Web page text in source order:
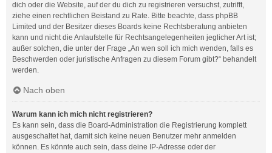
dich oder die Website, auf der du dich zu registrieren versuchst, zutrifft,
ziehe einen rechtlichen Beistand zu Rate. Bitte beachte, dass phpBB
Limited und der Besitzer dieses Boards keine Rechtsberatung anbieten
kann und nicht die Anlaufstelle für Rechtsangelegenheiten jeglicher Art ist;
außer solchen, die unter der Frage „An wen soll ich mich wenden, falls es
Beschwerden oder juristische Anfragen zu diesem Forum gibt?“ behandelt
werden.
Nach oben
Warum kann ich mich nicht registrieren?
Es kann sein, dass die Board-Administration die Registrierung komplett
ausgeschaltet hat, damit sich keine neuen Benutzer mehr anmelden
können. Es könnte auch sein, dass deine IP-Adresse oder der